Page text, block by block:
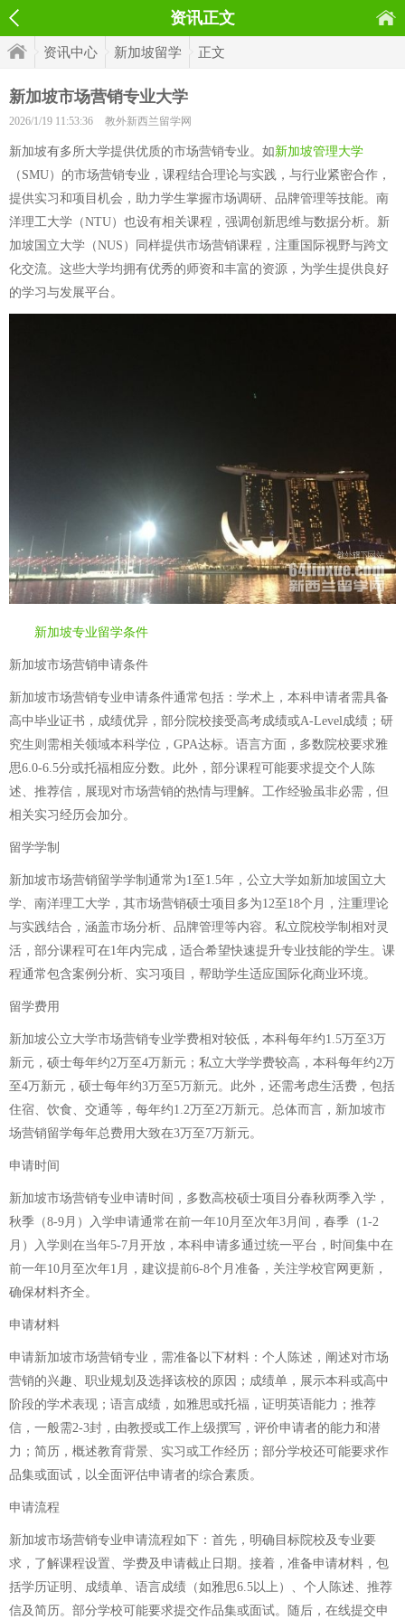
资讯正文
资讯中心 新加坡留学 正文
新加坡市场营销专业大学
2026/1/19 11:53:36 教外新西兰留学网
新加坡有多所大学提供优质的市场营销专业。如新加坡管理大学
（SMU）的市场营销专业，课程结合理论与实践，与行业紧密合作，
提供实习和项目机会，助力学生掌握市场调研、品牌管理等技能。南
洋理工大学（NTU）也设有相关课程，强调创新思维与数据分析。新
加坡国立大学（NUS）同样提供市场营销课程，注重国际视野与跨文
化交流。这些大学均拥有优秀的师资和丰富的资源，为学生提供良好
的学习与发展平台。
新加坡专业留学条件
新加坡市场营销申请条件
新加坡市场营销专业申请条件通常包括：学术上，本科申请者需具备
高中毕业证书，成绩优异，部分院校接受高考成绩或A-Level成绩；研
究生则需相关领域本科学位，GPA达标。语言方面，多数院校要求雅
思6.0-6.5分或托福相应分数。此外，部分课程可能要求提交个人陈
述、推荐信，展现对市场营销的热情与理解。工作经验虽非必需，但
相关实习经历会加分。
留学学制
新加坡市场营销留学学制通常为1至1.5年，公立大学如新加坡国立大
学、南洋理工大学，其市场营销硕士项目多为12至18个月，注重理论
与实践结合，涵盖市场分析、品牌管理等内容。私立院校学制相对灵
活，部分课程可在1年内完成，适合希望快速提升专业技能的学生。课
程通常包含案例分析、实习项目，帮助学生适应国际化商业环境。
留学费用
新加坡公立大学市场营销专业学费相对较低，本科每年约1.5万至3万
新元，硕士每年约2万至4万新元；私立大学学费较高，本科每年约2万
至4万新元，硕士每年约3万至5万新元。此外，还需考虑生活费，包括
住宿、饮食、交通等，每年约1.2万至2万新元。总体而言，新加坡市
场营销留学每年总费用大致在3万至7万新元。
申请时间
新加坡市场营销专业申请时间，多数高校硕士项目分春秋两季入学，
秋季（8-9月）入学申请通常在前一年10月至次年3月间，春季（1-2
月）入学则在当年5-7月开放，本科申请多通过统一平台，时间集中在
前一年10月至次年1月，建议提前6-8个月准备，关注学校官网更新，
确保材料齐全。
申请材料
申请新加坡市场营销专业，需准备以下材料：个人陈述，阐述对市场
营销的兴趣、职业规划及选择该校的原因；成绩单，展示本科或高中
阶段的学术表现；语言成绩，如雅思或托福，证明英语能力；推荐
信，一般需2-3封，由教授或工作上级撰写，评价申请者的能力和潜
力；简历，概述教育背景、实习或工作经历；部分学校还可能要求作
品集或面试，以全面评估申请者的综合素质。
申请流程
新加坡市场营销专业申请流程如下：首先，明确目标院校及专业要
求，了解课程设置、学费及申请截止日期。接着，准备申请材料，包
括学历证明、成绩单、语言成绩（如雅思6.5以上）、个人陈述、推荐
信及简历。部分学校可能要求提交作品集或面试。随后，在线提交申